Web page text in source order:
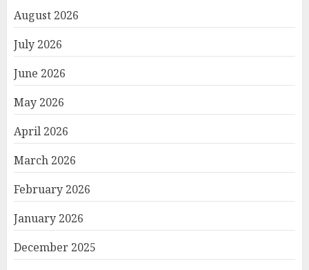
August 2026
July 2026
June 2026
May 2026
April 2026
March 2026
February 2026
January 2026
December 2025